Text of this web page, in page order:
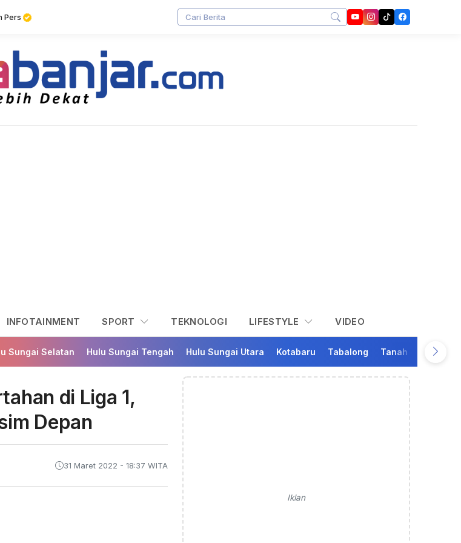
Pers
INFOTAINMENT SPORT TEKNOLOGI LIFESTYLE VIDEO
Sungai Selatan Hulu Sungai Tengah Hulu Sungai Utara Kotabaru Tabalong Tanah Bumbu
di Liga 1,
Depan
31 Maret 2022 - 18:37 WITA
Iklan